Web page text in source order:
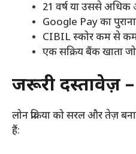
21 वर्ष या उससे
Google Pay का
CIBIL स्कोर कम से
एक सक्रिय बैंक खाता
जरूरी दस्तावेज़
लोन प्रक्रिया को सरल और तेज़
हैं: